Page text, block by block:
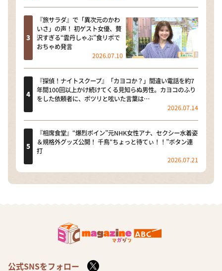
『旅サラダ』で「異次元のかわ
いさ」の声！ 初ゲスト女優、贅
沢すぎる“雲丹しゃぶ”食リポで
おちゃめ発言
2026.07.10
『探偵！ナイトスクープ』「カヨコか？」間違い電話を約7
年間100回以上かけ続けてくる見知らぬ男性。カヨコのふり
をした依頼者に、ポツリと呟いた言葉は…
2026.07.14
『相席食堂』“爆烈ボイン”元NHK女性アナ、セクシー水着姿
＆規格外グッズ公開！ 千鳥“ちょっと待てぃ！！”ボタン連
打
2026.07.21
公式SNSをフォロー